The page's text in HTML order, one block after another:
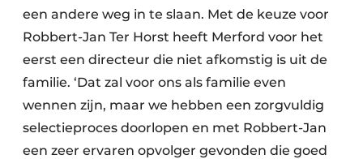
een andere weg in te slaan. Met de keuze voor
Robbert-Jan Ter Horst heeft Merford voor het
eerst een directeur die niet afkomstig is uit de
familie. ‘Dat zal voor ons als familie even
wennen zijn, maar we hebben een zorgvuldig
selectieproces doorlopen en met Robbert-Jan
een zeer ervaren opvolger gevonden die goed